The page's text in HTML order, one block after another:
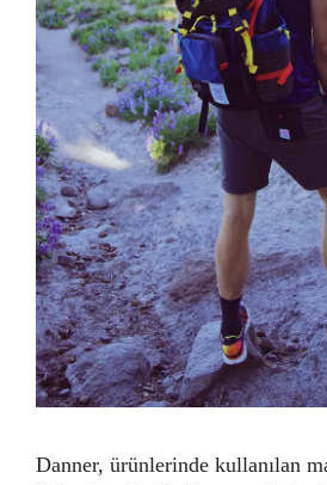
Danner, ürünlerinde kullanılan